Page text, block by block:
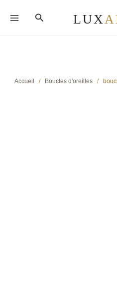
Rechercher
Accueil / Boucles d'oreilles /